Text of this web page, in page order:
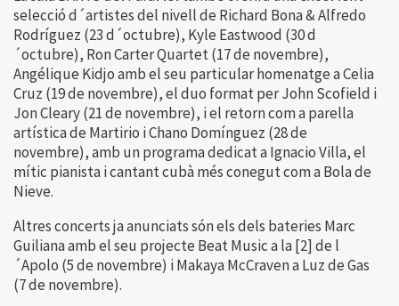
selecció d´artistes del nivell de Richard Bona & Alfredo
Rodríguez (23 d´octubre), Kyle Eastwood (30 d
´octubre), Ron Carter Quartet (17 de novembre),
Angélique Kidjo amb el seu particular homenatge a Celia
Cruz (19 de novembre), el duo format per John Scofield i
Jon Cleary (21 de novembre), i el retorn com a parella
artística de Martirio i Chano Domínguez (28 de
novembre), amb un programa dedicat a Ignacio Villa, el
mític pianista i cantant cubà més conegut com a Bola de
Nieve.
Altres concerts ja anunciats són els dels bateries Marc
Guiliana amb el seu projecte Beat Music a la [2] de l
´Apolo (5 de novembre) i Makaya McCraven a Luz de Gas
(7 de novembre).